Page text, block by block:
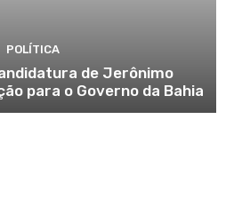
POLÍTICA
de Jerônimo
para o Governo da Bahia